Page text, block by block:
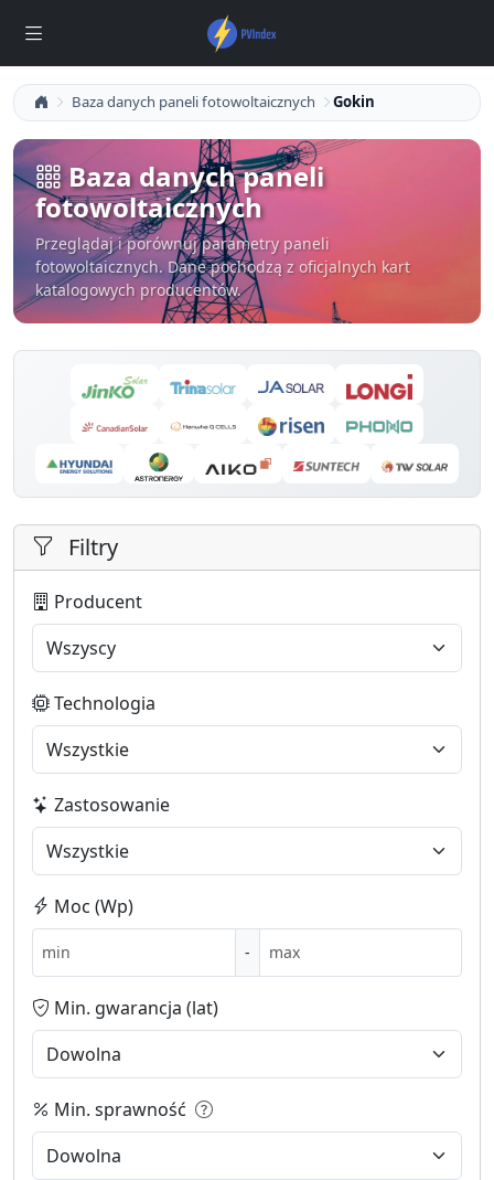
Baza danych paneli fotowoltaicznych Gokin
Baza danych paneli
fotowoltaicznych
Przeglądaj i porównuj parametry paneli
fotowoltaicznych. Dane pochodzą z oficjalnych kart
katalogowych producentów.
Filtry
Producent
Technologia
Zastosowanie
Moc (Wp)
-
Min. gwarancja (lat)
Min. sprawność